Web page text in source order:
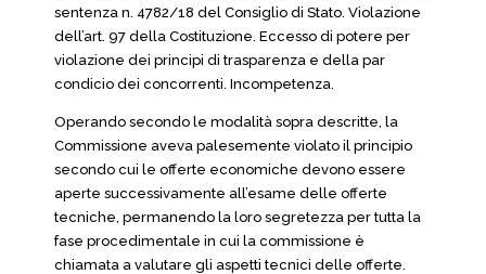
sentenza n. 4782/18 del Consiglio di Stato. Violazione
dell’art. 97 della Costituzione. Eccesso di potere per
violazione dei principi di trasparenza e della par
condicio dei concorrenti. Incompetenza.
Operando secondo le modalità sopra descritte, la
Commissione aveva palesemente violato il principio
secondo cui le offerte economiche devono essere
aperte successivamente all’esame delle offerte
tecniche, permanendo la loro segretezza per tutta la
fase procedimentale in cui la commissione è
chiamata a valutare gli aspetti tecnici delle offerte.